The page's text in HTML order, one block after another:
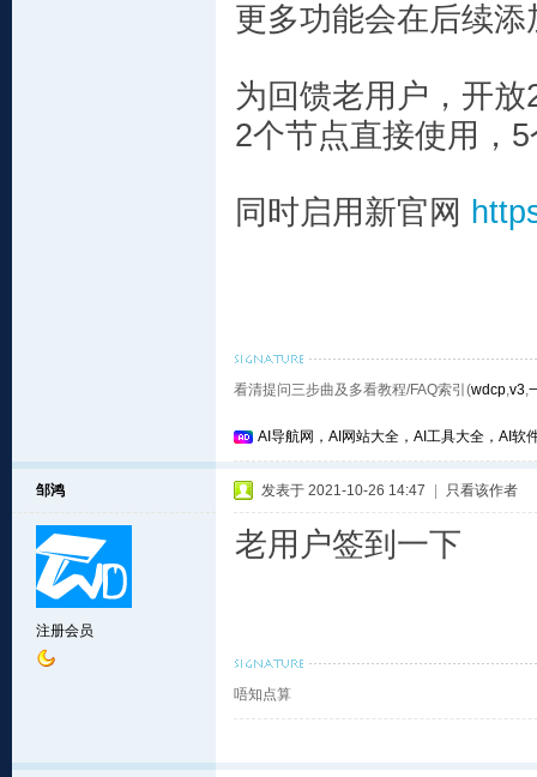
更多功能会在后续
为回馈老用户，开
2个节点直接使用，
同时启用新官网
看清提问三步曲及多看教程/FAQ索引(wdcp,v3,
AI导航网，AI网站大全，AI工具大全，AI软
邹鸿
注册会员
发表于 2021-10-26 14:47 只看该作者
老用户签到一下
唔知点算